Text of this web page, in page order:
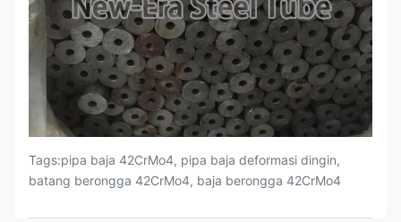
Tags:pipa baja 42CrMo4, pipa baja deformasi dingin,
batang berongga 42CrMo4, baja berongga 42CrMo4